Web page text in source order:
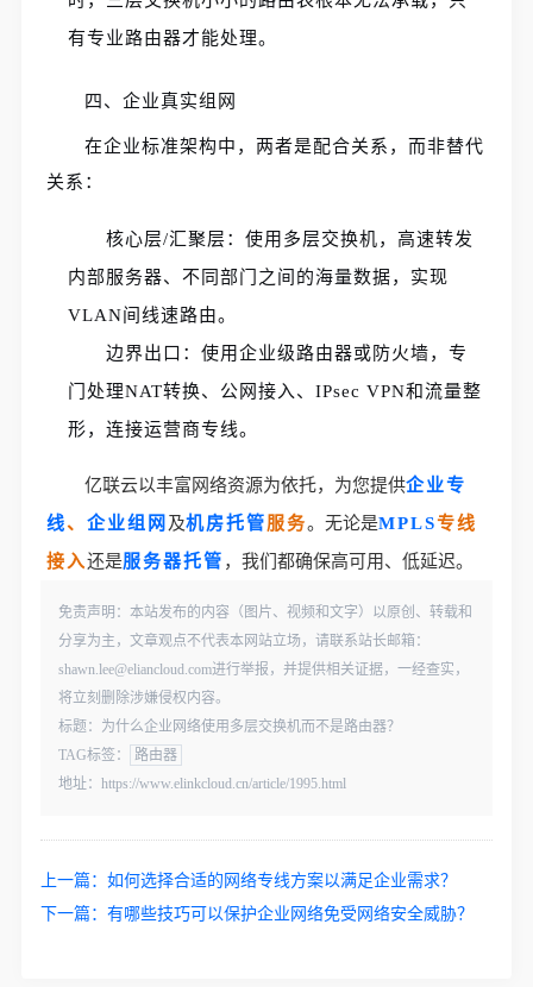
有专业路由器才能处理。
四、企业真实组网
在企业标准架构中，两者是配合关系，而非替代
关系：
核心层/汇聚层：使用多层交换机，高速转发
内部服务器、不同部门之间的海量数据，实现
VLAN间线速路由。
边界出口：使用企业级路由器或防火墙，专
门处理NAT转换、公网接入、IPsec VPN和流量整
形，连接运营商专线。
亿联云以丰富网络资源为依托，为您提供企业专
线、企业组网 及机房托管服务。无论是MPLS专线
接入还是服务器托管 ，我们都确保高可用、低延迟。
免责声明：本站发布的内容（图片、视频和文字）以原创、转载和
分享为主，文章观点不代表本网站立场，请联系站长邮箱：
shawn.lee@eliancloud.com进行举报，并提供相关证据，一经查实，
将立刻删除涉嫌侵权内容。
标题：为什么企业网络使用多层交换机而不是路由器？
TAG标签：
路由器
地址：https://www.elinkcloud.cn/article/1995.html
上一篇：如何选择合适的网络专线方案以满足企业需求？
下一篇：有哪些技巧可以保护企业网络免受网络安全威胁？